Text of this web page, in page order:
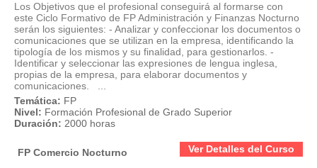
Los Objetivos que el profesional conseguirá al formarse con
este Ciclo Formativo de FP Administración y Finanzas Nocturno
serán los siguientes: - Analizar y confeccionar los documentos o
comunicaciones que se utilizan en la empresa, identificando la
tipología de los mismos y su finalidad, para gestionarlos. -
Identificar y seleccionar las expresiones de lengua inglesa,
propias de la empresa, para elaborar documentos y
comunicaciones. ...
Temática: FP
Nivel: Formación Profesional de Grado Superior
Duración: 2000 horas
Ver Detalles del Curso
FP Comercio Nocturno